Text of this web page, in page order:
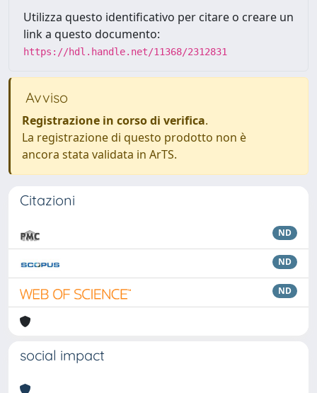
Utilizza questo identificativo per citare o creare un
link a questo documento:
https://hdl.handle.net/11368/2312831
Avviso
Registrazione in corso di verifica.
La registrazione di questo prodotto non è
ancora stata validata in ArTS.
Citazioni
ND
ND
ND
social impact